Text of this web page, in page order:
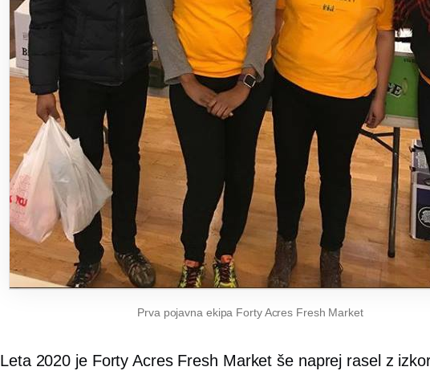
Prva pojavna ekipa Forty Acres Fresh Market
Leta 2020 je Forty Acres Fresh Market še naprej rasel z